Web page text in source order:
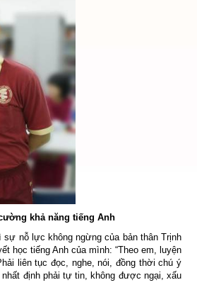
khả năng tiếng Anh
nỗ lực không ngừng của bản thân Trịnh
học tiếng Anh của mình: “Theo em, luyện
liên tục đọc, nghe, nói, đồng thời chú ý
định phải tự tin, không được ngại, xấu